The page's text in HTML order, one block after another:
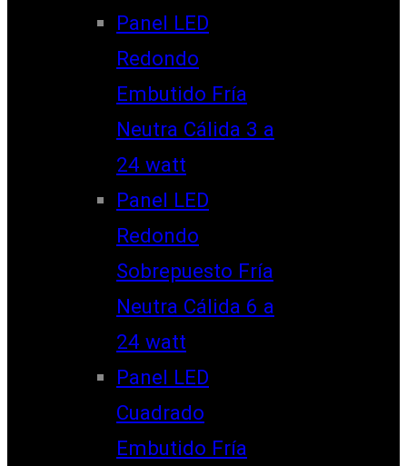
Panel LED
Redondo
Embutido Fría
Neutra Cálida 3 a
24 watt
Panel LED
Redondo
Sobrepuesto Fría
Neutra Cálida 6 a
24 watt
Panel LED
Cuadrado
Embutido Fría